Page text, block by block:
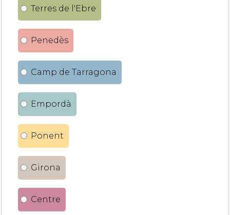
Terres de l'Ebre
Penedès
Camp de Tarragona
Empordà
Ponent
Girona
Centre